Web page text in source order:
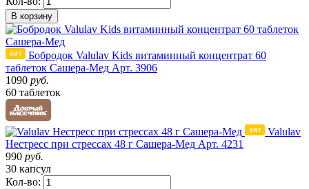
В корзину
Бобродок Valulav Kids витаминный концентрат 60
таблеток Сашера-Мед Арт. 3906
1090 руб.
60 таблеток
Valulav
Нестресс при стрессах 48 г Сашера-Мед Арт. 4231
990 руб.
30 капсул
Кол-во: